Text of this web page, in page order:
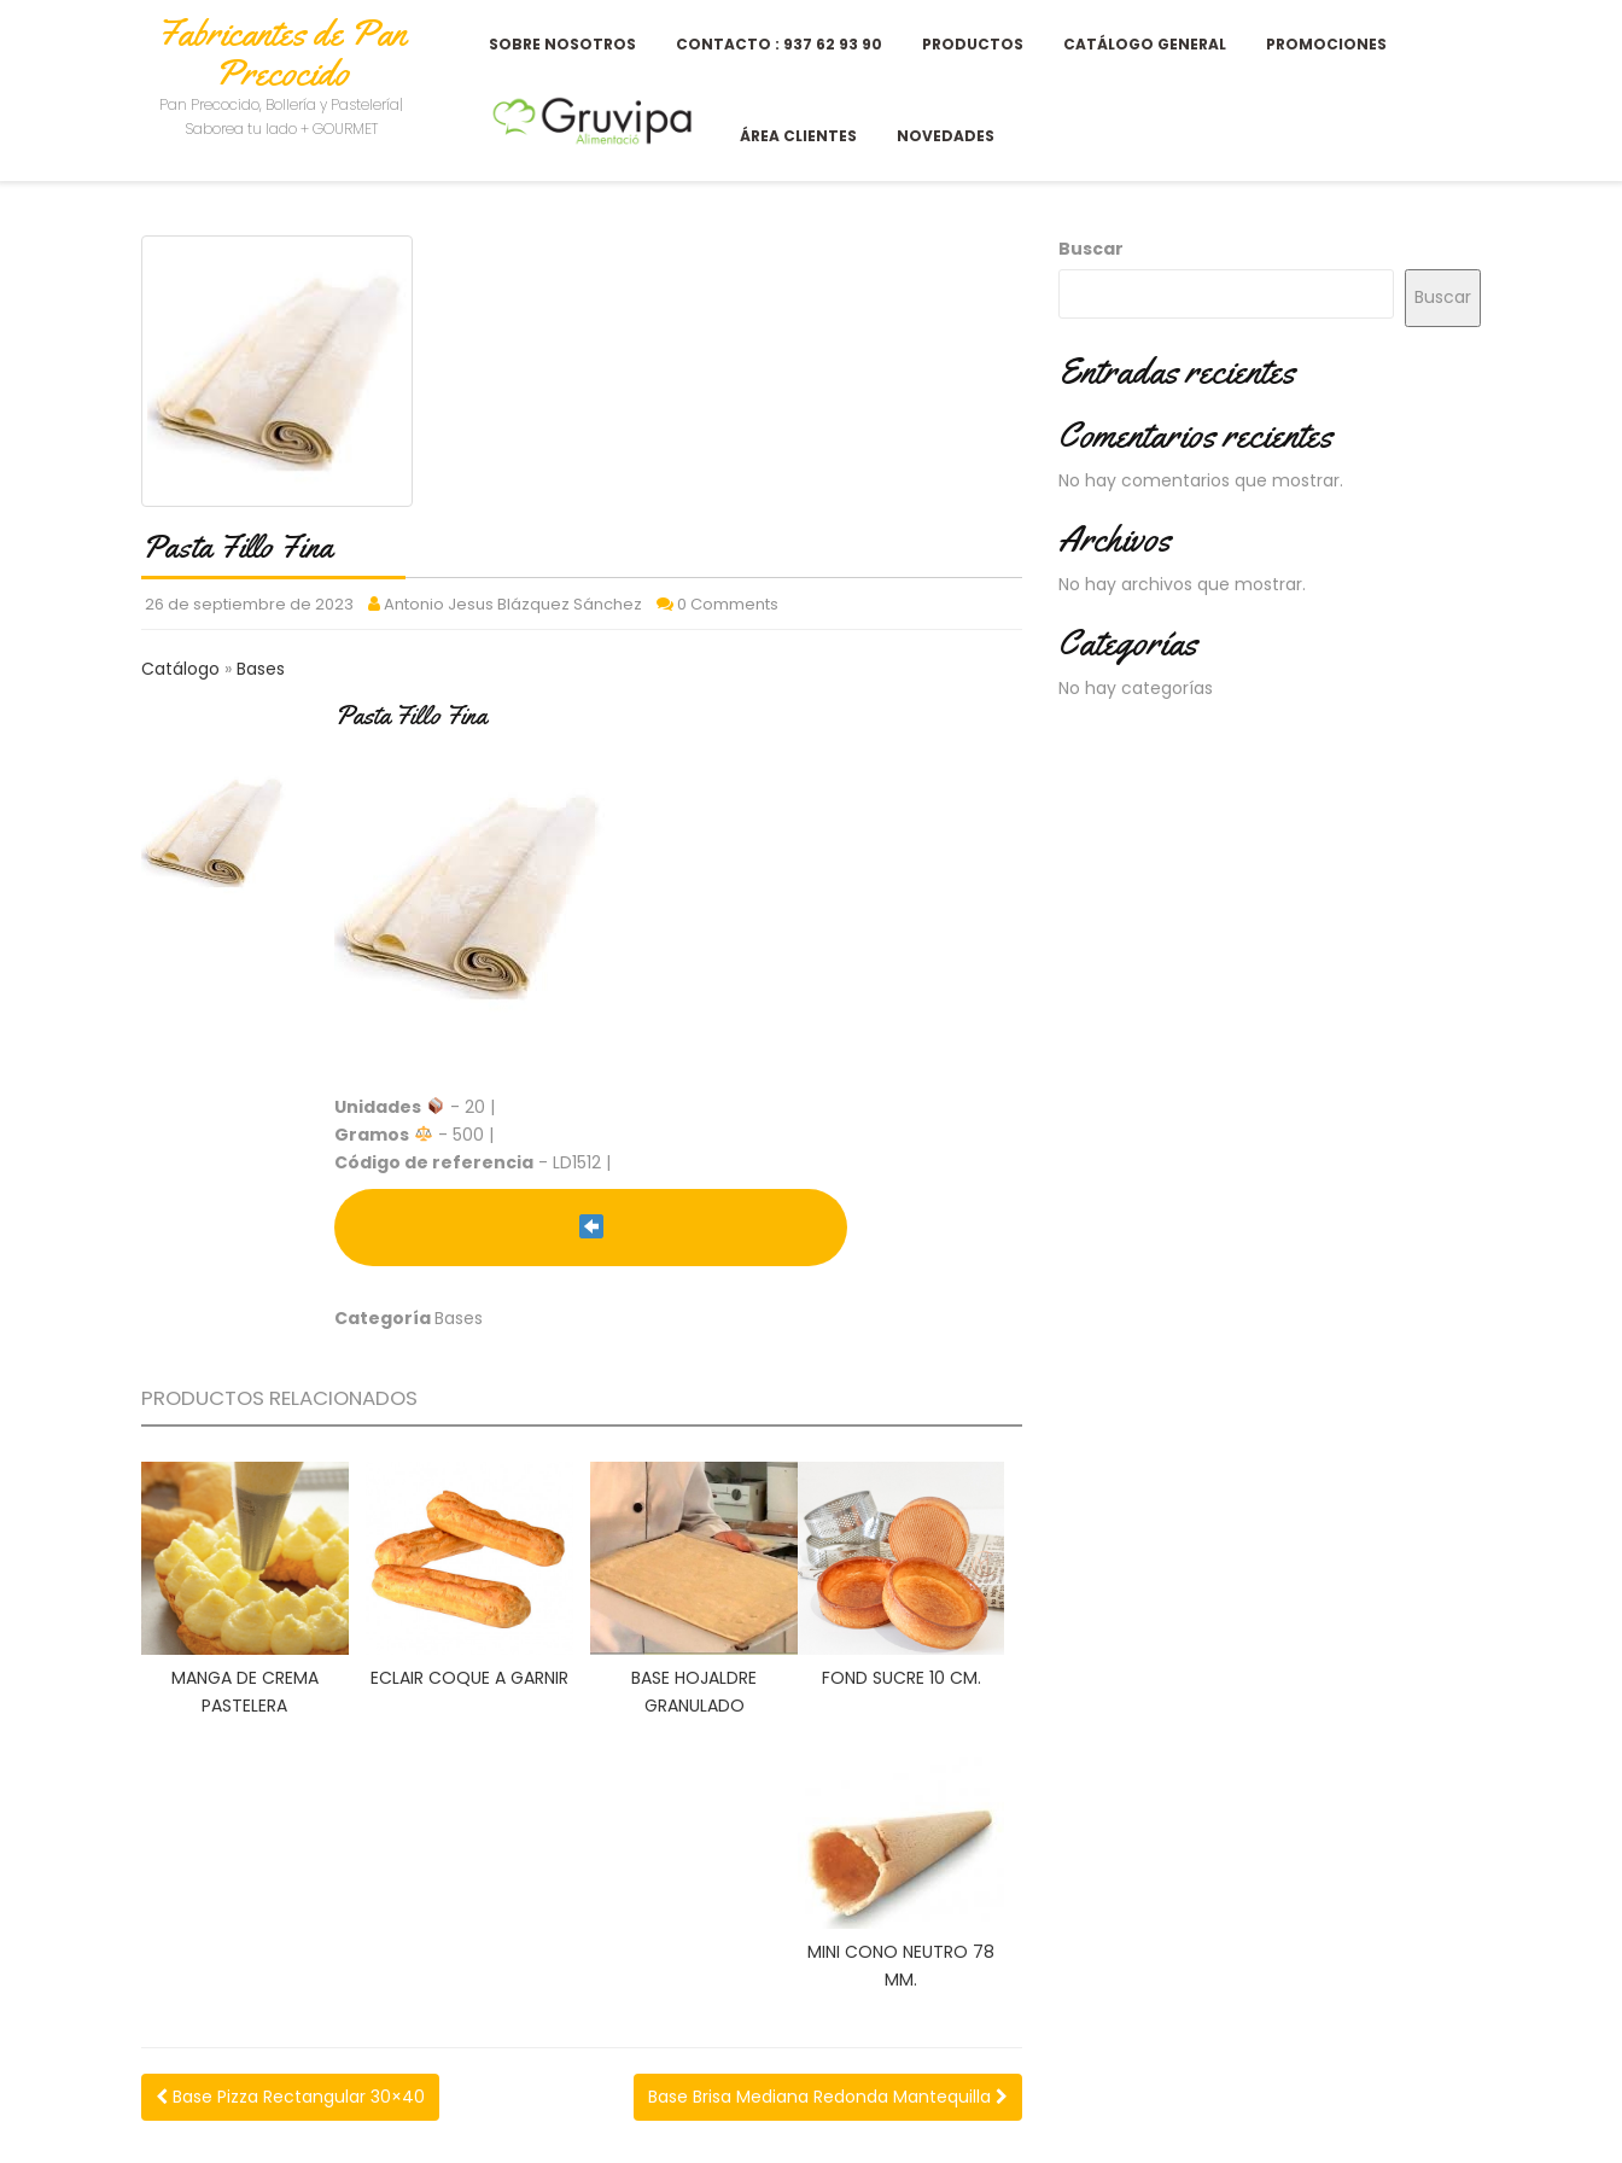
Fabricantes de Pan
Precocido
Pan Precocido, Bollería y Pastelería|
Saborea tu lado + GOURMET
SOBRE NOSOTROS CONTACTO : 937 62 93 90 PRODUCTOS CATÁLOGO GENERAL PROMOCIONES
ÁREA CLIENTES NOVEDADES
Pasta Fillo Fina
26 de septiembre de 2023 Antonio Jesus Blázquez Sánchez 0 Comments
Catálogo Bases
Pasta Fillo Fina
Unidades
- 20 |
Gramos
- 500 |
Código de referencia - LD1512 |
CategoríaBases
PRODUCTOS RELACIONADOS
MANGA DE CREMA
PASTELERA
ECLAIR COQUE A GARNIR
BASE HOJALDRE
GRANULADO
FOND SUCRE 10 CM.
MINI CONO NEUTRO 78
MM.
Base Pizza Rectangular 30×40 Base Brisa Mediana Redonda Mantequilla
Buscar
Buscar
Entradas recientes
Comentarios recientes
No hay comentarios que mostrar.
Archivos
No hay archivos que mostrar.
Categorías
No hay categorías